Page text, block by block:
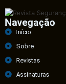
Navegação
Início
Sobre
Revistas
Assinaturas